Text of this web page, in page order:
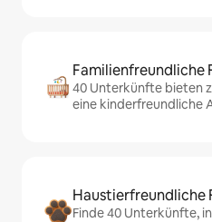
Familienfreundliche
40 Unterkünfte bieten
eine kinderfreundliche
Haustierfreundliche
Finde 40 Unterkünfte,